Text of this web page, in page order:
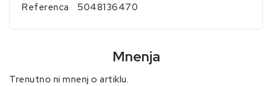
Referenca 5048136470
Mnenja
Trenutno ni mnenj o artiklu.